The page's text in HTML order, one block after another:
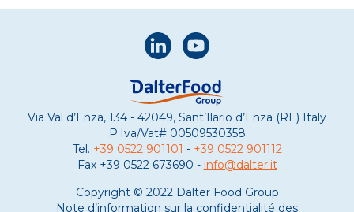
Via Val d’Enza, 134 - 42049, Sant’Ilario d’Enza (RE) Italy
P.Iva/Vat#00509530358
Tel. +39 0522 901101 - +39 0522 901112
Fax+39 0522 673690 - info@dalter.it
Copyright © 2022 Dalter Food Group
Note d’information sur la confidentialité des